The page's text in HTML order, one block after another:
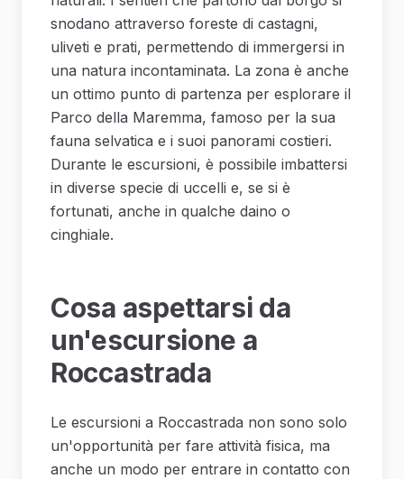
snodano attraverso foreste di castagni,
uliveti e prati, permettendo di immergersi in
una natura incontaminata. La zona è anche
un ottimo punto di partenza per esplorare il
Parco della Maremma, famoso per la sua
fauna selvatica e i suoi panorami costieri.
Durante le escursioni, è possibile imbattersi
in diverse specie di uccelli e, se si è
fortunati, anche in qualche daino o
cinghiale.
Cosa aspettarsi da
un'escursione a
Roccastrada
Le escursioni a Roccastrada non sono solo
un'opportunità per fare attività fisica, ma
anche un modo per entrare in contatto con